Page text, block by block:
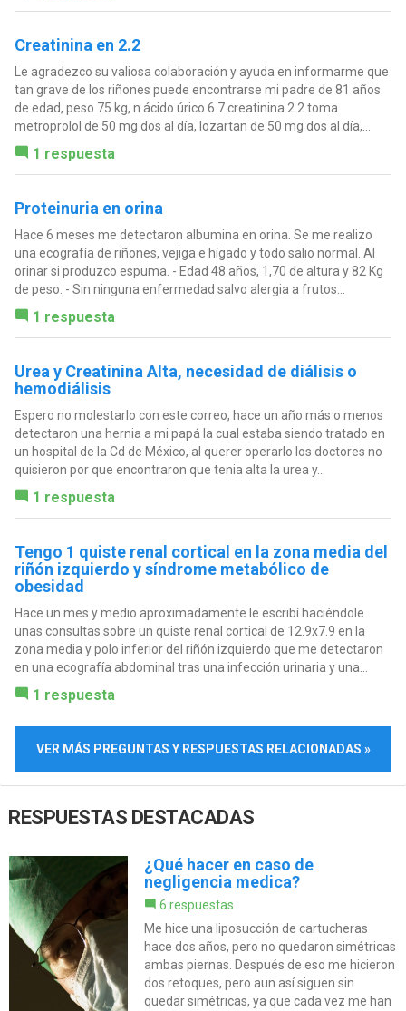
Creatinina en 2.2
Le agradezco su valiosa colaboración y ayuda en informarme que
tan grave de los riñones puede encontrarse mi padre de 81 años
de edad, peso 75 kg, n ácido úrico 6.7 creatinina 2.2 toma
metroprolol de 50 mg dos al día, lozartan de 50 mg dos al día,...
1 respuesta
Proteinuria en orina
Hace 6 meses me detectaron albumina en orina. Se me realizo
una ecografía de riñones, vejiga e hígado y todo salio normal. Al
orinar si produzco espuma. - Edad 48 años, 1,70 de altura y 82 Kg
de peso. - Sin ninguna enfermedad salvo alergia a frutos...
1 respuesta
Urea y Creatinina Alta, necesidad de diálisis o
hemodiálisis
Espero no molestarlo con este correo, hace un año más o menos
detectaron una hernia a mi papá la cual estaba siendo tratado en
un hospital de la Cd de México, al querer operarlo los doctores no
quisieron por que encontraron que tenia alta la urea y...
1 respuesta
Tengo 1 quiste renal cortical en la zona media del
riñón izquierdo y síndrome metabólico de
obesidad
Hace un mes y medio aproximadamente le escribí haciéndole
unas consultas sobre un quiste renal cortical de 12.9x7.9 en la
zona media y polo inferior del riñón izquierdo que me detectaron
en una ecografía abdominal tras una infección urinaria y una...
1 respuesta
VER MÁS PREGUNTAS Y RESPUESTAS RELACIONADAS »
RESPUESTAS DESTACADAS
¿Qué hacer en caso de
negligencia medica?
6 respuestas
Me hice una liposucción de cartucheras
hace dos años, pero no quedaron simétricas
ambas piernas. Después de eso me hicieron
dos retoques, pero aun así siguen sin
quedar simétricas, ya que cada vez me han